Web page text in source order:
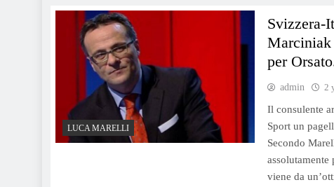
LUCA MARELLI
Svizzera-
Marciniak
per
admin 2
Il consulente
Sport un
Secondo
viene da